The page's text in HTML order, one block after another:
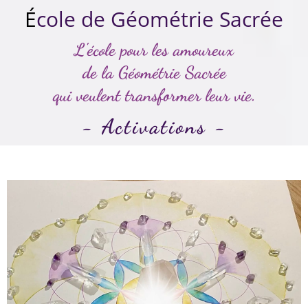
École de Géométrie Sacrée
L'école pour les amoureux
de la Géométrie Sacrée
qui veulent transformer leur vie.
- Activations -